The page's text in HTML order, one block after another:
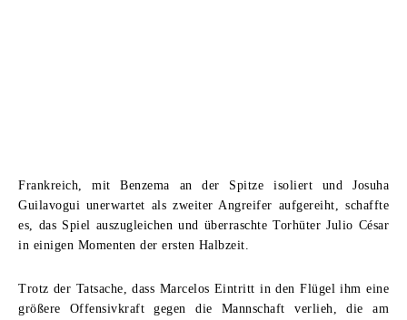
Frankreich, mit Benzema an der Spitze isoliert und Josuha
Guilavogui unerwartet als zweiter Angreifer aufgereiht, schaffte
es, das Spiel auszugleichen und überraschte Torhüter Julio César
in einigen Momenten der ersten Halbzeit.
Trotz der Tatsache, dass Marcelos Eintritt in den Flügel ihm eine
größere Offensivkraft gegen die Mannschaft verlieh, die am